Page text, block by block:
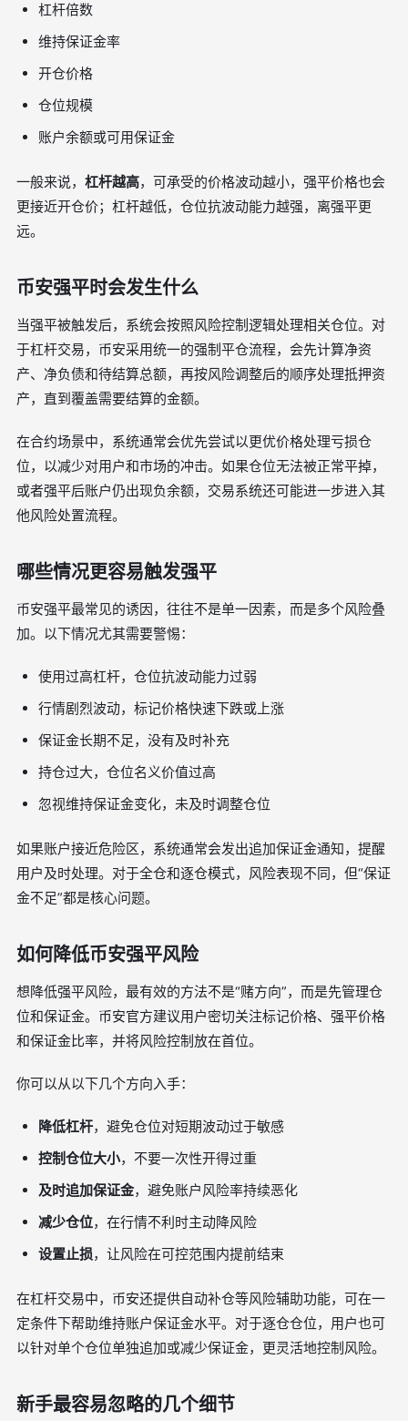
杠杆倍数
维持保证金率
开仓价格
仓位规模
账户余额或可用保证金
一般来说， 杠杆越高，可承受的价格波动越小，强平价格也会
更接近开仓价；杠杆越低，仓位抗波动能力越强，离强平更
远。
币安强平时会发生什么
当强平被触发后，系统会按照风险控制逻辑处理相关仓位。对
于杠杆交易，币安采用统一的强制平仓流程，会先计算净资
产、净负债和待结算总额，再按风险调整后的顺序处理抵押资
产，直到覆盖需要结算的金额。
在合约场景中，系统通常会优先尝试以更优价格处理亏损仓
位，以减少对用户和市场的冲击。如果仓位无法被正常平掉，
或者强平后账户仍出现负余额，交易系统还可能进一步进入其
他风险处置流程。
哪些情况更容易触发强平
币安强平最常见的诱因，往往不是单一因素，而是多个风险叠
加。以下情况尤其需要警惕：
使用过高杠杆，仓位抗波动能力过弱
行情剧烈波动，标记价格快速下跌或上涨
保证金长期不足，没有及时补充
持仓过大，仓位名义价值过高
忽视维持保证金变化，未及时调整仓位
如果账户接近危险区，系统通常会发出追加保证金通知，提醒
用户及时处理。对于全仓和逐仓模式，风险表现不同，但“保证
金不足”都是核心问题。
如何降低币安强平风险
想降低强平风险，最有效的方法不是“赌方向”，而是先管理仓
位和保证金。币安官方建议用户密切关注标记价格、强平价格
和保证金比率，并将风险控制放在首位。
你可以从以下几个方向入手：
降低杠杆，避免仓位对短期波动过于敏感
控制仓位大小，不要一次性开得过重
及时追加保证金，避免账户风险率持续恶化
减少仓位，在行情不利时主动降风险
设置止损，让风险在可控范围内提前结束
在杠杆交易中，币安还提供自动补仓等风险辅助功能，可在一
定条件下帮助维持账户保证金水平。对于逐仓仓位，用户也可
以针对单个仓位单独追加或减少保证金，更灵活地控制风险。
新手最容易忽略的几个细节